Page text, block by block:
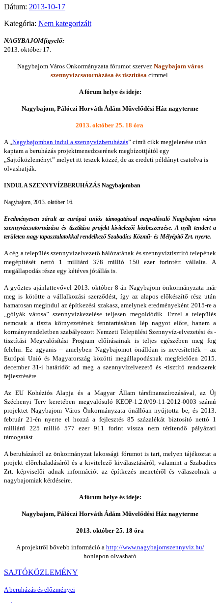
Dátum: 2013-10-17
Kategória: Nem kategorizált
NAGYBAJOMfigyelő:
2013. október 17.
Nagybajom Város Önkormányzata fórumot szervez Nagybajom város
szennyvízcsatornázása és tisztítása címmel
A fórum helye és ideje:
Nagybajom, Pálóczi Horváth Ádám Művelődési Ház nagyterme
2013. október 25. 18 óra
A „Nagybajomban indul a szennyvízberuházás” című cikk megjelenése után
kaptam a beruházás projektmenedzserének megbízottjától egy
„Sajtóközleményt” melyet itt teszek közzé, de az eredeti példányt csatolva is
olvashatják.
INDUL A SZENNYVÍZBERUHÁZÁS Nagybajomban
Nagybajom, 2013. október 16.
Eredményesen zárult az európai uniós támogatással megvalósuló Nagybajom város
szennyvízcsatornázása és tisztítása projekt kivitelezői közbeszerzése. A nyílt tendert a
területen nagy tapasztalatokkal rendelkező Szabadics Közmű- és Mélyépítő Zrt. nyerte.
A cég a település szennyvízelvezető hálózatának és szennyvíztisztító telepének
megépítését nettó 1 milliárd 378 millió 150 ezer forintért vállalta. A
megállapodás része egy kétéves jótállás is.
A győztes ajánlattevővel 2013. október 8-án Nagybajom önkormányzata már
meg is kötötte a vállalkozási szerződést, így az alapos előkészítő rész után
hamarosan megindul az építkezési szakasz, amelynek eredményeként 2015-re a
„gólyák városa” szennyvízkezelése teljesen megoldódik. Ezzel a település
nemcsak a tiszta környezetének fenntartásában lép nagyot előre, hanem a
kormányrendeletben szabályozott Nemzeti Települési Szennyvíz-elvezetési és -
tisztítási Megvalósítási Program előírásainak is teljes egészében meg fog
felelni. Ez ugyanis – amelyben Nagybajomot önállóan is nevesítették – az
Európai Unió és Magyarország közötti megállapodásnak megfelelően 2015.
december 31-i határidőt ad meg a szennyvízelvezető és -tisztító rendszerek
fejlesztésére.
Az EU Kohéziós Alapja és a Magyar Állam társfinanszírozásával, az Új
Széchenyi Terv keretében megvalósuló KEOP-1.2.0/09-11-2012-0003 számú
projektet Nagybajom Város Önkormányzata önállóan nyújtotta be, és 2013.
február 21-én nyerte el hozzá a fejlesztés 85 százalékát biztosító nettó 1
milliárd 225 millió 577 ezer 911 forint vissza nem térítendő pályázati
támogatást.
A beruházásról az önkormányzat lakossági fórumot is tart, melyen tájékoztat a
projekt előrehaladásáról és a kivitelező kiválasztásáról, valamint a Szabadics
Zrt. képviselői adnak információt az építkezés menetéről és válaszolnak a
nagybajomiak kérdéseire.
A fórum helye és ideje:
Nagybajom, Pálóczi Horváth Ádám Művelődési Ház nagyterme
2013. október 25. 18 óra
A projektről bővebb információ a http://www.nagybajomszennyviz.hu/
honlapon olvasható
SAJTÓKÖZLEMÉNY
A beruházás és előzményei